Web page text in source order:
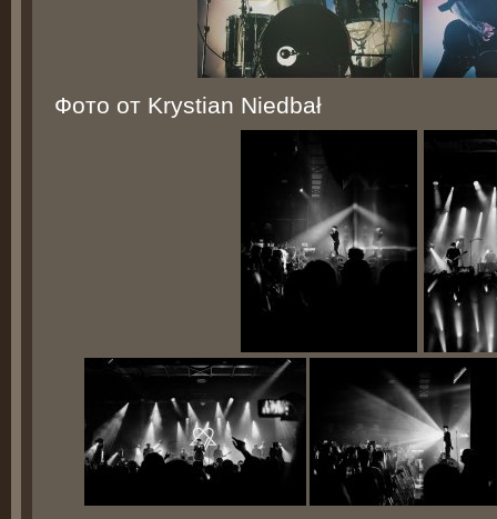
Фото от Krystian Niedbał